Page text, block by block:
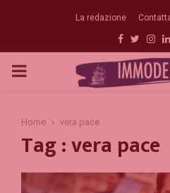
La redazione
Facebook
Twitter
PRIMARY
Home vera pace
Tag : vera pace